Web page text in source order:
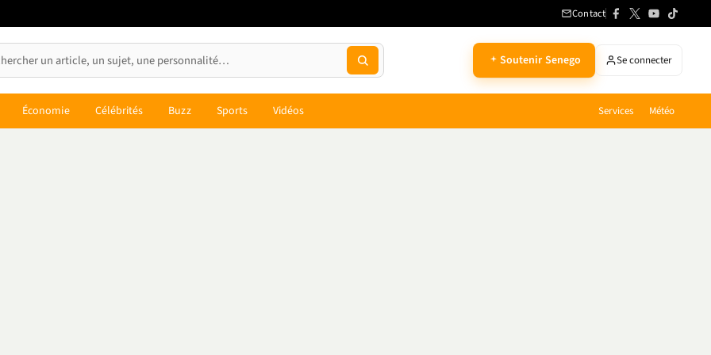
Contact
Soutenir Senego Se connecter
Économie Célébrités Buzz Sports Vidéos Services Météo